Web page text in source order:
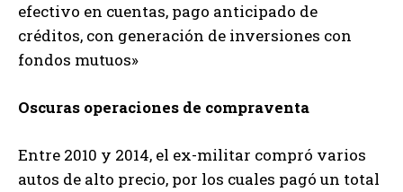
efectivo en cuentas, pago anticipado de
créditos, con generación de inversiones con
fondos mutuos»
Oscuras operaciones de compraventa
Entre 2010 y 2014, el ex-militar compró varios
autos de alto precio, por los cuales pagó un total